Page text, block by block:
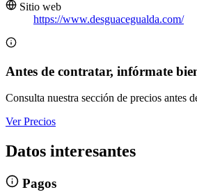
Sitio web
https://www.desguacegualda.com/
Antes de contratar, infórmate
Consulta nuestra sección de precios antes
Ver Precios
Datos interesantes
Pagos